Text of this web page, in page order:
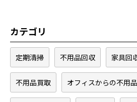
カテゴリ
定期清掃 不用品回収 家具回
不用品買取 オフィスからの不用